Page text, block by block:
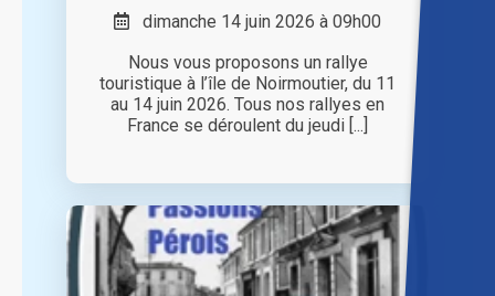
dimanche 14 juin 2026 à 09h00
Nous vous proposons un rallye
touristique à l’île de Noirmoutier, du 11
au 14 juin 2026. Tous nos rallyes en
France se déroulent du jeudi [...]